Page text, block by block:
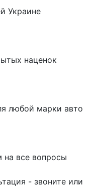
Украине
наценок
любой марки авто
все вопросы
- звоните или